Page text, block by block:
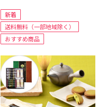
新着
送料無料（一部地域除く）
おすすめ商品